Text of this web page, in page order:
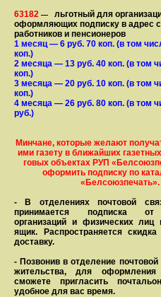
63182 —
льготный для
оформляющих подписку в адрес
работников и пенсионеров
1 месяц— 6 руб. 70 коп. (в том
коп.)
2 месяца — 13 руб. 40 коп. (в том
коп.)
3 месяца — 20 руб. 10 коп. (в том
коп.)
4 месяца — 26 руб. 80 коп. (в том
руб.)
Минчане, которые желают
ими газету в бли­жай­ших
го­вых объе­ктах РУП
оформить под­пис­ку по
«Белсоюзпечать».
- В отделениях почтовой
принимается подписка от
организаций и фи­зи­ческих лиц
ящик. Распространяется
доставку.
- Позвонив в отделение
жительства, для
сможете пригласить
удобное для вас время.